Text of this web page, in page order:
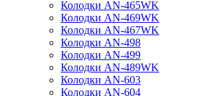
Колодки AN-465WK
Колодки AN-469WK
Колодки AN-467WK
Колодки AN-498
Колодки AN-499
Колодки AN-489WK
Колодки AN-603
Колодки AN-604